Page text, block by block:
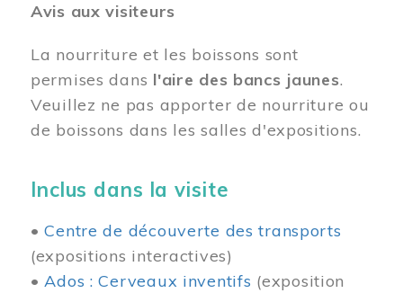
Avis aux visiteurs
La nourriture et les boissons sont
permises dans l'aire des bancs jaunes.
Veuillez ne pas apporter de nourriture ou
de boissons dans les salles d'expositions.
Inclus dans la visite
•Centre de découverte des transports
(expositions interactives)
•Ados : Cerveaux inventifs (exposition